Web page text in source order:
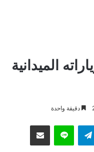
الميدانية
دقيقة واحدة
تيلقرام لاين مشاركة عبر البريد